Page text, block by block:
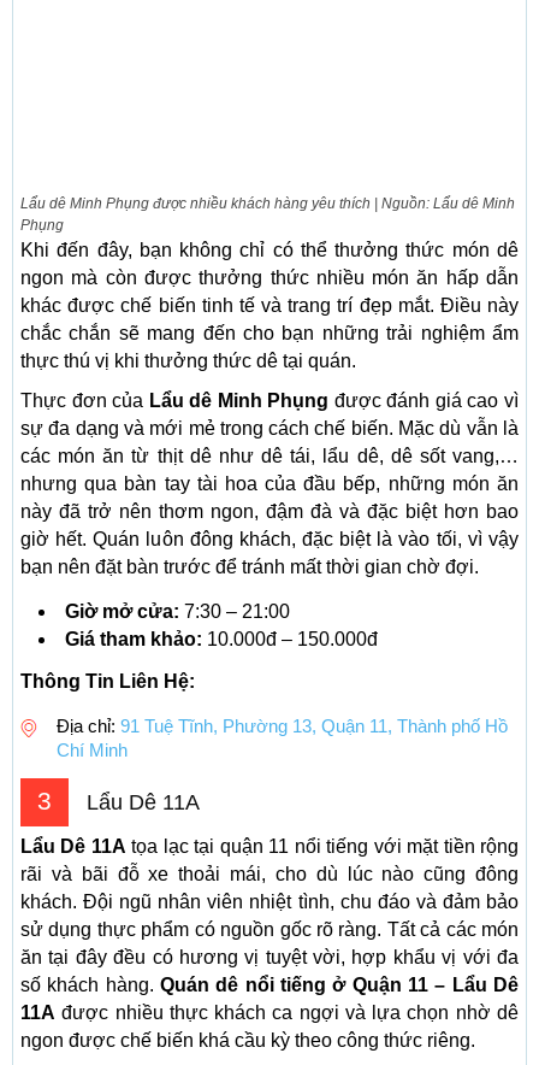
Lẩu dê Minh Phụng được nhiều khách hàng yêu thích | Nguồn: Lẩu dê Minh
Phụng
Khi đến đây, bạn không chỉ có thể thưởng thức món dê
ngon mà còn được thưởng thức nhiều món ăn hấp dẫn
khác được chế biến tinh tế và trang trí đẹp mắt. Điều này
chắc chắn sẽ mang đến cho bạn những trải nghiệm ẩm
thực thú vị khi thưởng thức dê tại quán.
Thực đơn của Lẩu dê Minh Phụng được đánh giá cao vì
sự đa dạng và mới mẻ trong cách chế biến. Mặc dù vẫn là
các món ăn từ thịt dê như dê tái, lẩu dê, dê sốt vang,…
nhưng qua bàn tay tài hoa của đầu bếp, những món ăn
này đã trở nên thơm ngon, đậm đà và đặc biệt hơn bao
giờ hết. Quán luôn đông khách, đặc biệt là vào tối, vì vậy
bạn nên đặt bàn trước để tránh mất thời gian chờ đợi.
Giờ mở cửa: 7:30 – 21:00
Giá tham khảo: 10.000đ – 150.000đ
Thông Tin Liên Hệ:
Địa chỉ: 91 Tuệ Tĩnh, Phường 13, Quận 11, Thành phố Hồ
Chí Minh
3 Lẩu Dê 11A
Lẩu Dê 11A tọa lạc tại quận 11 nổi tiếng với mặt tiền rộng
rãi và bãi đỗ xe thoải mái, cho dù lúc nào cũng đông
khách. Đội ngũ nhân viên nhiệt tình, chu đáo và đảm bảo
sử dụng thực phẩm có nguồn gốc rõ ràng. Tất cả các món
ăn tại đây đều có hương vị tuyệt vời, hợp khẩu vị với đa
số khách hàng. Quán dê nổi tiếng ở Quận 11 – Lẩu Dê
11A được nhiều thực khách ca ngợi và lựa chọn nhờ dê
ngon được chế biến khá cầu kỳ theo công thức riêng.